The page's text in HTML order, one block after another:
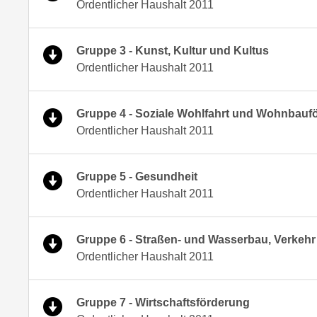
Ordentlicher Haushalt 2011
Gruppe 3 - Kunst, Kultur und Kultus
Ordentlicher Haushalt 2011
Gruppe 4 - Soziale Wohlfahrt und
Ordentlicher Haushalt 2011
Gruppe 5 - Gesundheit
Ordentlicher Haushalt 2011
Gruppe 6 - Straßen- und Wasserbau, Verkehr
Ordentlicher Haushalt 2011
Gruppe 7 - Wirtschaftsförderung